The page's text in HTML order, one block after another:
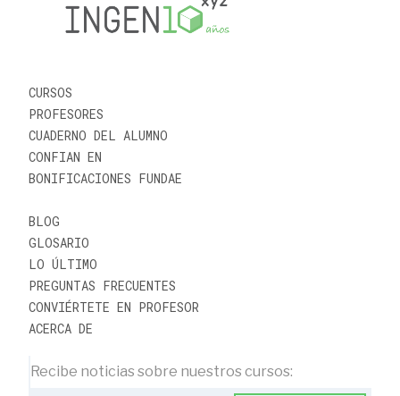
CURSOS
PROFESORES
CUADERNO DEL ALUMNO
CONFIAN EN
BONIFICACIONES FUNDAE
BLOG
GLOSARIO
LO ÚLTIMO
PREGUNTAS FRECUENTES
CONVIÉRTETE EN PROFESOR
ACERCA DE
Recibe noticias sobre nuestros cursos: